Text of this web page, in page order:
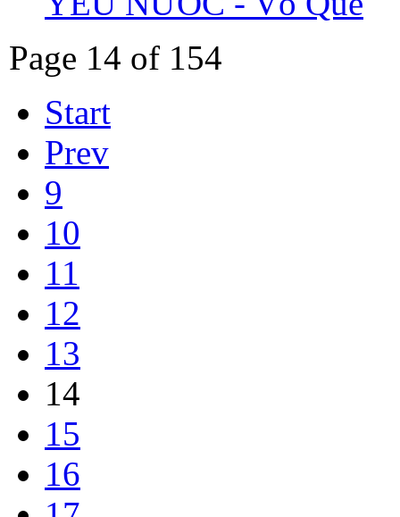
Page 14 of 154
Start
Prev
9
10
11
12
13
14
15
16